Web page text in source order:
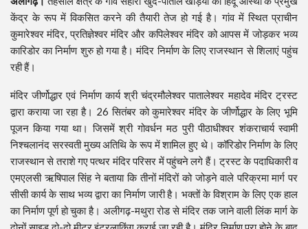
केंद्र के रूप में विकसित करने की तैयारी तेज हो गई है। गांव में स्थित प्राचीन
कुमारेश्वर मंदिर, प्रतिज्ञेश्वर मंदिर और कपिलेश्वर मंदिर को आपस में जोड़कर भव्य
कारिडोर का निर्माण शुरु हो गया है। मंदिर निर्माण के लिए राजस्थान से शिलाएं पहुंच
रही हैं।
मंदिर जीर्णोद्धार एवं निर्माण कार्य श्री चंद्रमौलेश्वर पातालेश्वर महादेव मंदिर ट्रस्ट
द्वारा कराया जा रहा है। 26 सितंबर को कुमारेश्वर मंदिर के जीर्णोद्धार के लिए भूमि
पूजन किया गया था। जिसमें श्री गोवर्धन मठ पुरी पीठाधीश्वर शंकराचार्य स्वामी
निश्चलानंद सरस्वती मुख्य अतिथि के रूप में शामिल हुए थे। कॉरिडोर निर्माण के लिए
राजस्थान से तराशे गए पत्थर मंदिर परिसर में पहुंचने लगे हैं। ट्रस्ट के पदाधिकारी व
एमएलसी ऋषिपाल सिंह ने बताया कि तीनों मंदिरों को जोड़ने वाले परिक्रमा मार्ग पर
सीसी कार्य के साथ भव्य द्वारा का निर्माण जारी है। भक्तों के विश्राम के लिए एक हाल
का निर्माण पूर्ण हो चुका है। अलीगढ़-मथुरा रोड से मंदिर तक जाने वाली लिंक मार्ग के